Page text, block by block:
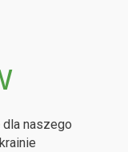
dla naszego